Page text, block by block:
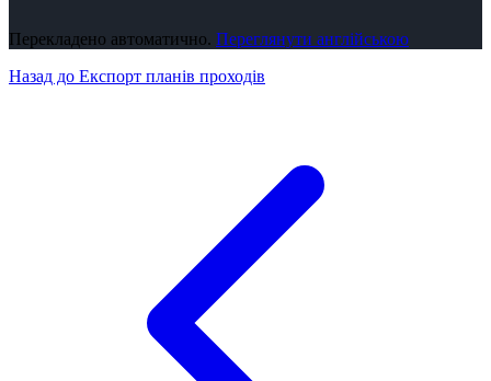
Перекладено автоматично. Переглянути англійською
Назад до Експорт планів проходів